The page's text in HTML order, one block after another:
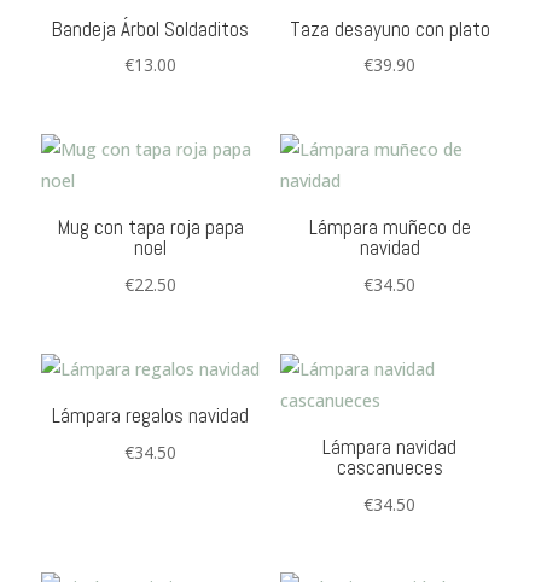
Bandeja Árbol Soldaditos
€13.00
Taza desayuno con plato
€39.90
Mug con tapa roja papa
noel
€22.50
Lámpara muñeco de
navidad
€34.50
Lámpara regalos navidad
€34.50 Lámpara navidad
cascanueces
€34.50